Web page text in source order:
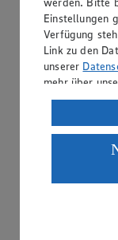
Einstellungen
Verfügung
Link zu den
unserer
mehr über
Verarbeitung
USA durch
Wenn du auf
des Art. 49
Daten in den
die USA als
Standards
Es besteht